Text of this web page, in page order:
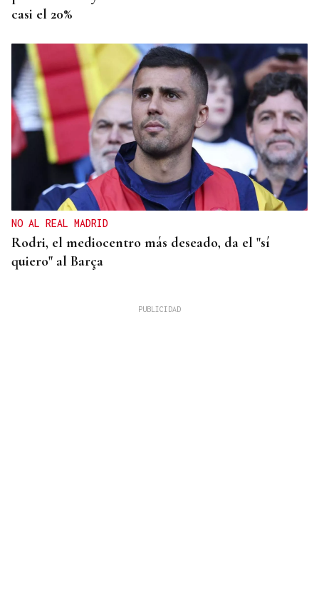
casi el 20%
NO AL REAL MADRID
Rodri, el mediocentro más deseado, da el "sí
quiero" al Barça